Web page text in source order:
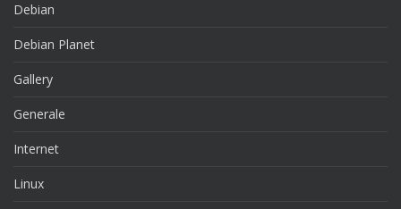
Debian
Debian Planet
Gallery
Generale
Internet
Linux